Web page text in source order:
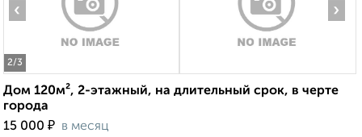
2/3
‹ ›
Дом 120м², 2-этажный, на длительный срок, в черте
города
15 000 ₽ в месяц